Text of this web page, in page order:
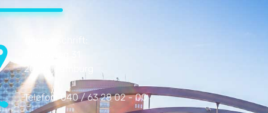
Hausanschrift:
20537 Hamburg
Telefon:040 / 63 28 02 - 00